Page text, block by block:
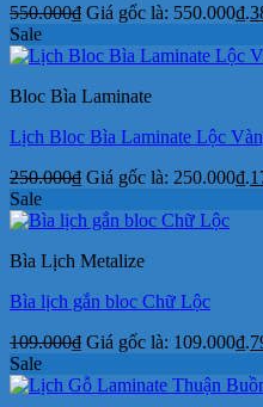
550.000₫ Giá gốc là: 550.000₫.
Sale
Bloc Bìa Laminate
Lịch Bloc Bìa Laminate Lộc
250.000₫ Giá gốc là: 250.000₫.
Sale
Bìa Lịch Metalize
Bìa lịch gắn bloc Chữ Lộc
109.000₫ Giá gốc là: 109.000₫.
Sale